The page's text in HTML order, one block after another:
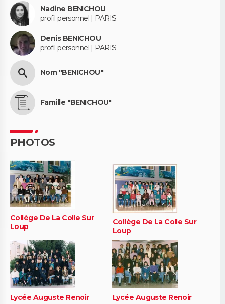
Nadine BENICHOU
profil personnel | PARIS
Denis BENICHOU
profil personnel | PARIS
Nom "BENICHOU"
Famille "BENICHOU"
PHOTOS
Collège De La Colle Sur
Loup
Collège De La Colle Sur
Loup
Lycée Auguste Renoir Lycée Auguste Renoir